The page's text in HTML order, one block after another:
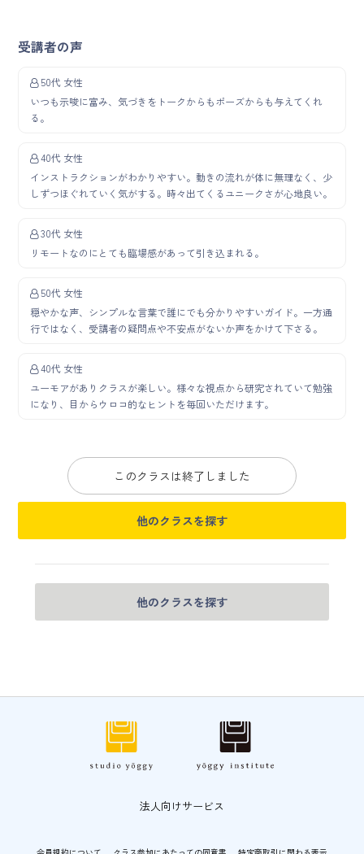
受講者の声
50代 女性
いつも示唆に富み、気づきをトークからもポーズからも与えてくれ
る。
40代 女性
インストラクションがわかりやすい。動きの流れが体に無理なく、少
しずつほぐれていく気がする。時々出てくるユニークさが心地良い。
30代 女性
リモートなのにとても臨場感があって引き込まれる。
50代 女性
穏やかな声、シンプルな言葉で誰にでも分かりやすいガイド。一方通
行ではなく、受講者の疑問点や不安点がないか声をかけて下さる。
40代 女性
ユーモアがありクラスが楽しい。様々な視点から研究されていて勉強
になり、目からウロコ的なヒントを毎回いただけます。
このクラスは終了しました
他のクラスを探す
他のクラスを探す
法人向けサービス